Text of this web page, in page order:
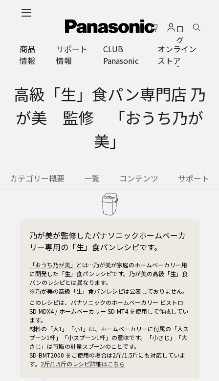
ロ
グ
イ
ン
商品
情報
サポート
情報
CLUB
Panasonic
オンライン
ストア
高級「生」食パン専門店 乃
が美 監修 「おうち乃が
美」
カテゴリー概要 一覧 コンテンツ サポート
乃が美が監修したパナソニックホームベーカ
リー専用の「生」食パンレシピです。
「おうち乃が美」 とは…乃が美が家庭のホームベーカリー用
に開発した「生」食パンレシピです。乃が美の高級「生」食
パンのレシピとは異なります。
※乃が美の高級「生」食パンレシピは公表しておりません。
このレシピは、パナソニックのホームベーカリー ビストロ
SD-MDX4 / ホームベーカリー SD-MT4 を使用して作成してい
ます。
材料の「大1」「小1」は、ホームベーカリーに付属の「大ス
プーン1杯」「小スプーン1杯」の意味です。「小さじ」「大
さじ」は市販の計量スプーンのことです。
SD-BMT2000 をご使用の場合は2斤/1.5斤にも対応していま
す。 2斤/1.5斤のレシピ詳細はこちら